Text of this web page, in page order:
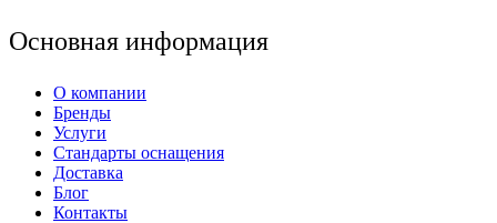
Основная информация
О компании
Бренды
Услуги
Стандарты оснащения
Доставка
Блог
Контакты